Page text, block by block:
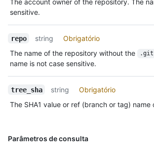
sensitive.
repo string
Obrigatório
The name of the repository without the
.git
name is not case sensitive.
tree_sha string
Obrigatório
The SHA1 value or ref (branch or tag) name
Parâmetros de consulta